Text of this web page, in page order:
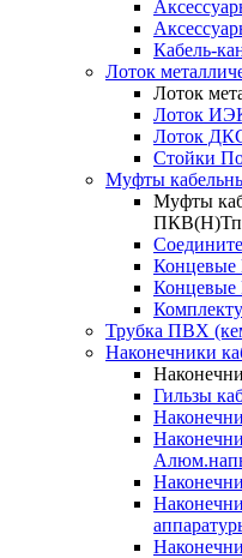
Кабель-
Лоток
Лоток
Лоток
Лоток
Стойки
Муфты
Муфты
ПКВ(Н)Тп
Трубка ПВХ
Наконечники
Гильзы